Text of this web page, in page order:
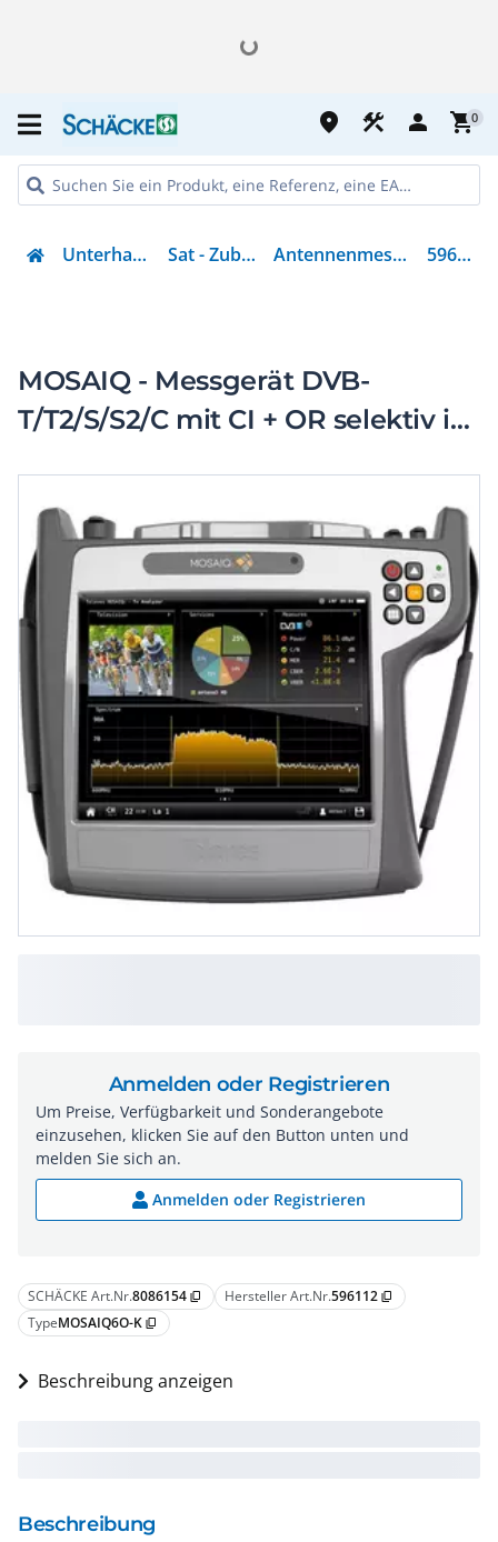
place construction person shopping_cart0
Unterhaltung Sat - Zubehör Antennenmessgerät 596112
MOSAIQ - Messgerät DVB-
T/T2/S/S2/C mit CI + OR selektiv im
SCHÄCKE Art.Nr.8086154 content_copy Hersteller Art.Nr.596112 content_copy
TypeMOSAIQ6O-K content_copy
Beschreibung anzeigen
Beschreibung
Anmelden oder Registrieren
Um Preise, Verfügbarkeit und Sonderangebote
einzusehen, klicken Sie auf den Button unten und
melden Sie sich an.
Anmelden oder Registrieren